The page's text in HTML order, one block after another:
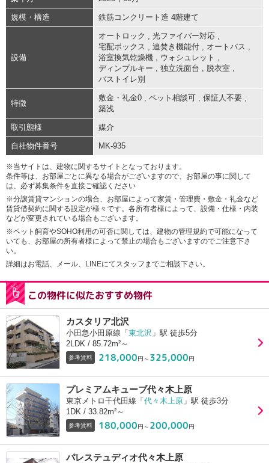
規模・構造 鉄筋コンクリート造 4階建て
設備
オートロック , 光ファイバー対応 ,
宅配ボックス , 追焚き機能付 , オートバス ,
浴室換気乾燥機 , ウォシュレット ,
ディンプルキー , 独立洗面台 , 脱衣室 ,
バストイレ別
特徴
敷金・礼金0 , ペット相談可 , 保証人不要 ,
築浅
取引態様 媒介
自社物件番号 MK-935
※当サイトは、建物に関するサイトとなっております。
条件等は、お部屋ごとに異なる場合がございますので、お部屋の事に関して
は、必ず募集条件を直接ご確認ください
※分譲賃貸マンションの場合、お部屋によって家賃・管理費・敷金・礼金など
賃貸借契約に関する設定が様々です。各所有者様によって、設備・仕様・内装
などが変更されている場合もございます。
※ペット飼育やSOHO利用の可否に関しては、建物の管理規約で可能になって
いても、お部屋の所有者様によって禁止の場合もございますのでご注意下さ
い。
詳細はお電話、メール、LINEにてスタッフまでご相談下さい。
この物件に似たおすすめ物件
カスタリア北沢
小田急小田原線「 東北沢 」駅 徒歩5分
2LDK / 85.72m²～
参考賃料 218,000円～ 325,000円
プレミアムキューブ代々木上原
東京メトロ千代田線「 代々木上原 」駅 徒歩3分
1DK / 33.82m²～
参考賃料 180,000円～ 200,000円
パレステュディオ代々木上原